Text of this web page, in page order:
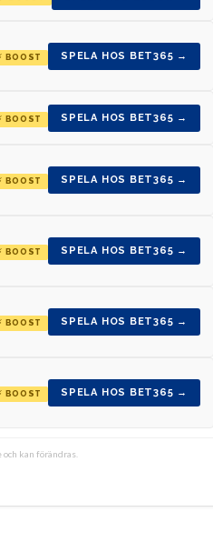
BOOST SPELA HOS BET365 →
BOOST SPELA HOS BET365 →
BOOST SPELA HOS BET365 →
BOOST SPELA HOS BET365 →
BOOST SPELA HOS BET365 →
BOOST SPELA HOS BET365 →
kan förändras.